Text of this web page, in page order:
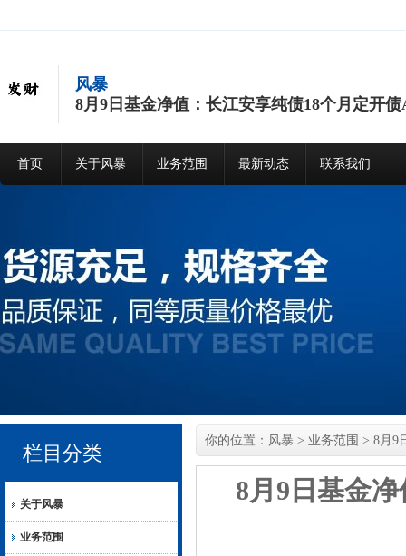
风暴
8月9日基金净值：长江安享纯债18个月定开
首页 关于风暴 业务范围 最新动态 联系我们
栏目分类
关于风暴
业务范围
你的位置： 风暴 > 业务范围 > 8月9
8月9日基金